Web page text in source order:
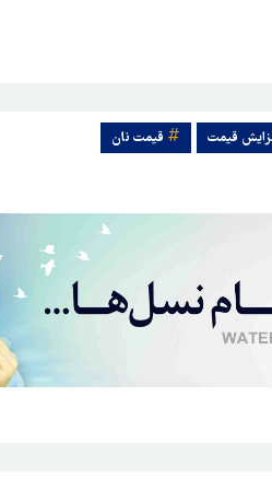
قیمت قیمت نان
مقاومت، آمریکا را
درمانده کرد